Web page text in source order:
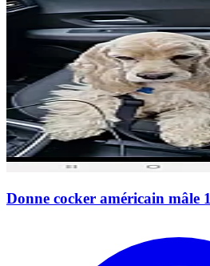
Donne cocker américain mâle